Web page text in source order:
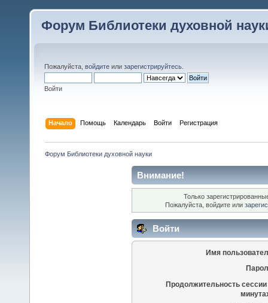
Форум Библиотеки духовной
Пожалуйста, войдите или зарегистрируйтесь
Войти
Начало Помощь Календарь Войти Регистрация
Форум Библиотеки духовной науки
Внимание!
Только
Пожалуйста, войдите или
Войти
Имя
Продолжительность сессии